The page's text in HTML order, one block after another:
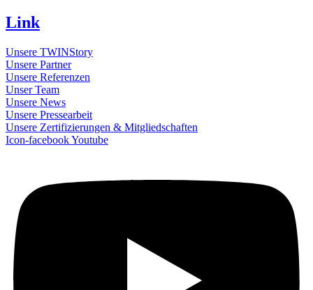
Link
Unsere TWINStory
Unsere Partner
Unsere Referenzen
Unser Team
Unsere News
Unsere Pressearbeit
Unsere Zertifizierungen & Mitgliedschaften
Icon-facebookYoutube